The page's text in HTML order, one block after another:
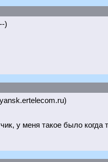
)
у меня такое было